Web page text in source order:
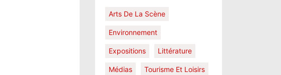
Arts De La Scène
Environnement
Expositions Littérature
Médias Tourisme Et Loisirs